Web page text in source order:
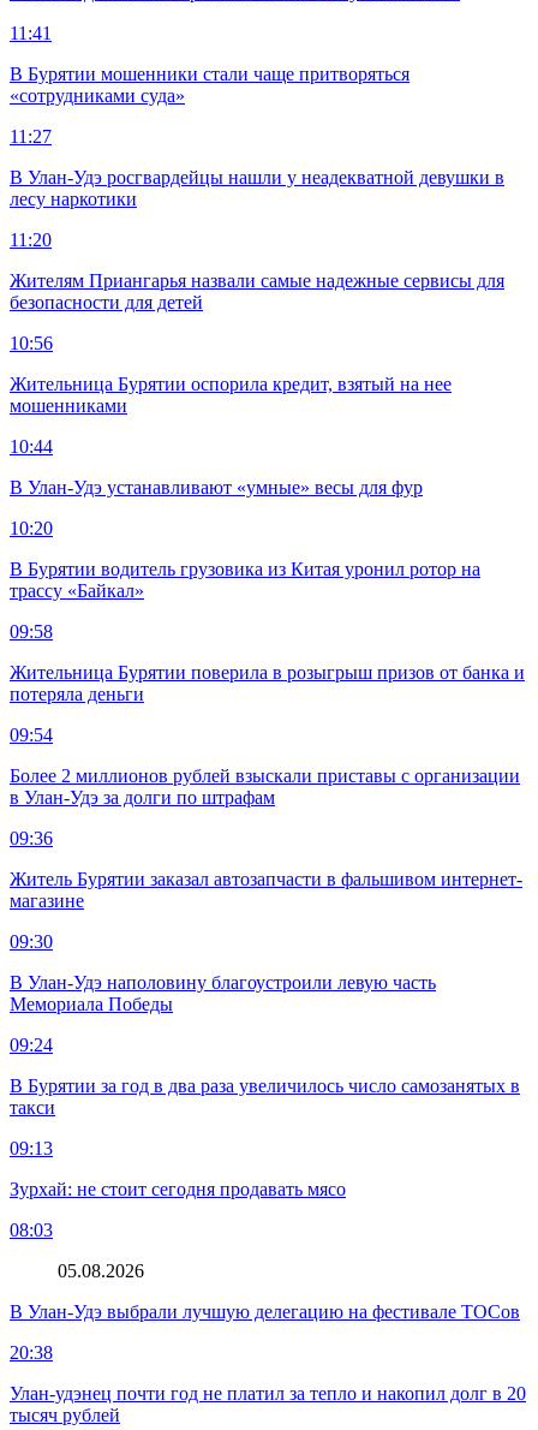
11:41
В Бурятии мошенники стали чаще притворяться
«сотрудниками суда»
11:27
В Улан-Удэ росгвардейцы нашли у неадекватной девушки в
лесу наркотики
11:20
Жителям Приангарья назвали самые надежные сервисы для
безопасности для детей
10:56
Жительница Бурятии оспорила кредит, взятый на нее
мошенниками
10:44
В Улан-Удэ устанавливают «умные» весы для фур
10:20
В Бурятии водитель грузовика из Китая уронил ротор на
трассу «Байкал»
09:58
Жительница Бурятии поверила в розыгрыш призов от банка и
потеряла деньги
09:54
Более 2 миллионов рублей взыскали приставы с организации
в Улан-Удэ за долги по штрафам
09:36
Житель Бурятии заказал автозапчасти в фальшивом интернет-
магазине
09:30
В Улан-Удэ наполовину благоустроили левую часть
Мемориала Победы
09:24
В Бурятии за год в два раза увеличилось число самозанятых в
такси
09:13
Зурхай: не стоит сегодня продавать мясо
08:03
05.08.2026
В Улан-Удэ выбрали лучшую делегацию на фестивале ТОСов
20:38
Улан-удэнец почти год не платил за тепло и накопил долг в 20
тысяч рублей